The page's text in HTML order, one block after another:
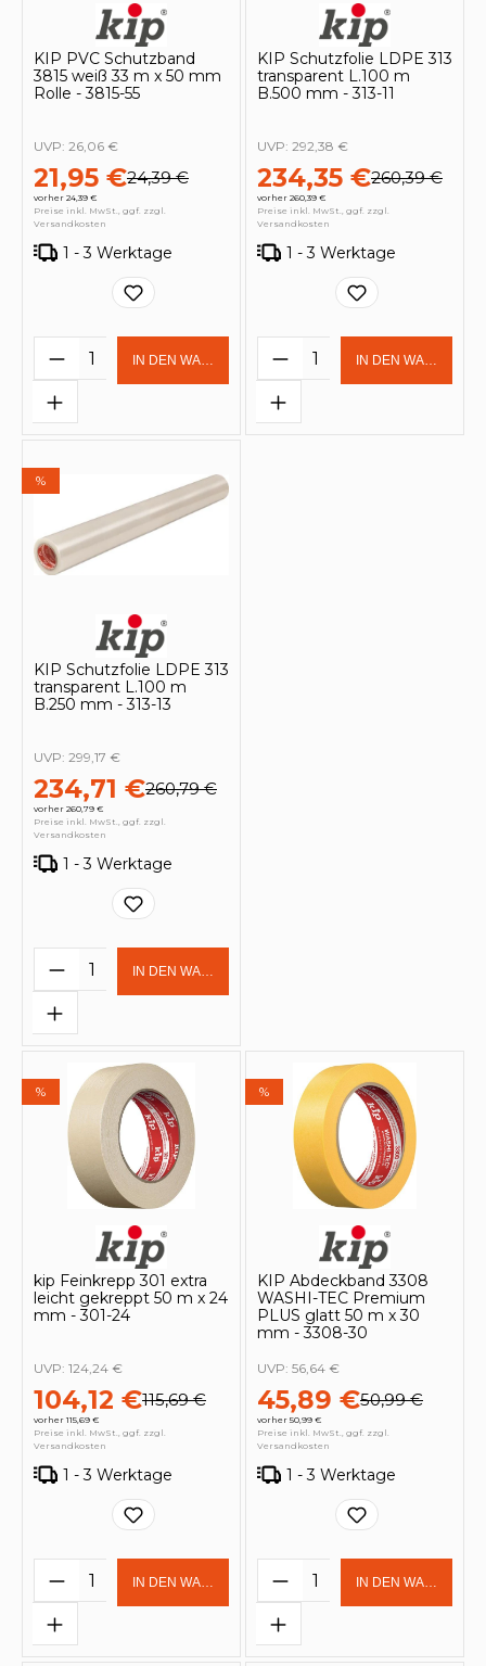
KIP PVC Schutzband
3815 weiß 33 m x 50 mm
Rolle - 3815-55
21,95 €24,39 €
vorher 24,39 €
UVP: 26,06 €
Preise inkl. MwSt., ggf. zzgl.
Versandkosten
1 - 3 Werktage
Produkt Anzahl: Gib den
IN DEN WARENKORB
KIP Schutzfolie LDPE 313
transparent L.100 m
B.500 mm - 313-11
234,35 €260,39 €
vorher 260,39 €
UVP: 292,38 €
Preise inkl. MwSt., ggf. zzgl.
Versandkosten
1 - 3 Werktage
Produkt Anzahl:
IN DEN
%
KIP Schutzfolie LDPE 313
transparent L.100 m
B.250 mm - 313-13
234,71 €260,79 €
vorher 260,79 €
UVP: 299,17 €
Preise inkl. MwSt., ggf. zzgl.
Versandkosten
1 - 3 Werktage
Produkt Anzahl: Gib den
IN DEN WARENKORB
%
kip Feinkrepp 301 extra
leicht gekreppt 50 m x 24
mm - 301-24
104,12 €115,69 €
vorher 115,69 €
UVP: 124,24 €
Preise inkl. MwSt., ggf. zzgl.
Versandkosten
1 - 3 Werktage
Produkt Anzahl: Gib den
IN DEN WARENKORB
%
KIP Abdeckband 3308
WASHI-TEC Premium
PLUS glatt 50 m x 30
mm - 3308-30
45,89 €50,99 €
vorher 50,99 €
UVP: 56,64 €
Preise inkl. MwSt., ggf. zzgl.
Versandkosten
1 - 3 Werktage
Produkt Anzahl:
IN DEN